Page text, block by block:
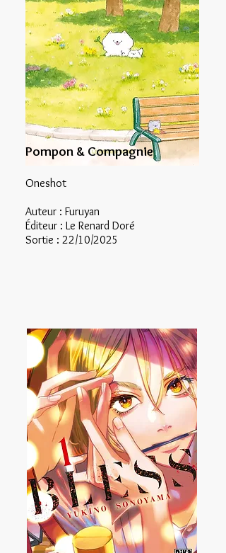
Pompon & Compagnie
Oneshot
Auteur : Furuyan
Éditeur : Le Renard Doré
Sortie : 22/10/2025